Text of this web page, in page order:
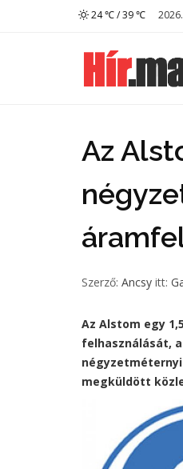
24 ℃ / 39 ℃
Az
Szerző: Ancsy itt:
Az Alstom egy
felhasználását,
megküldött